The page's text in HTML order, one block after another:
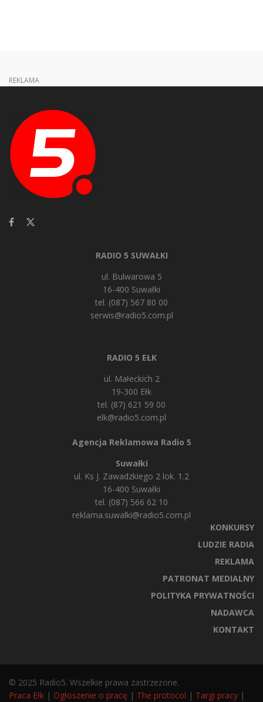
REKLAMA
RADIO 5 SUWAŁKI
ul. Bulwarowa 5
16-400 Suwałki
tel. (087) 567 80 00
serwis@radio5.com.pl
RADIO 5 EŁK
ul. Małeckich 2
19-300 Ełk
tel. (87) 621 59 00
elk@radio5.com.pl
Agencja Reklamowa Radio 5
Suwałki
ul. Ks J. Zawadzkiego 2 lok. 1.2
16-400 Suwałki
tel. (087) 566 62 10
reklama.suwalki@radio5.com.pl
KONKURSY
LUDZIE RADIA
REKLAMA
PATRONAT MEDIALNY
POLITYKA PRYWATNOŚCI
NADAWCA
KONTAKT
© 2025 Radio5. Wszelkie prawa zastrzeżone.
Praca Ełk | Ogłoszenie o pracę | The protocol | Targi pracy |